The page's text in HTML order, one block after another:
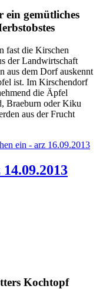
ein gemütliches
fast die Kirschen
der Landwirtschaft
aus dem Dorf auskennt
ist. Im Kirschendorf
die Äpfel
Braeburn oder Kiku
aus der Frucht
ein - arz 16.09.2013
Kochtopf